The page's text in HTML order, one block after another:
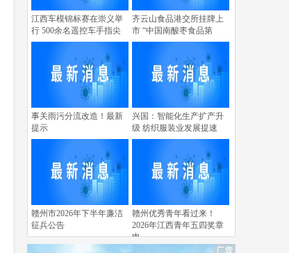
江西车模锦标赛在崇义举
行 500余名遥控车手指尖
齐云山食品港交所挂牌上
市 “中国南酸枣食品第
事关雨污分流改造！最新
提示
兴国：智能化生产扩产升
级 纺织服装业发展提速
赣州市2026年下半年廉洁
征兵公告
赣州优秀青年看过来！
2026年江西青年五四奖章
申